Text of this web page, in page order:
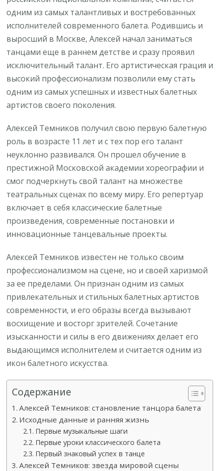
одним из самых талантливых и востребованных
исполнителей современного балета. Родившись и
выросший в Москве, Алексей начал заниматься
танцами еще в раннем детстве и сразу проявил
исключительный талант. Его артистическая грация и
высокий профессионализм позволили ему стать
одним из самых успешных и известных балетных
артистов своего поколения.
Алексей Темников получил свою первую балетную
роль в возрасте 11 лет и с тех пор его талант
неуклонно развивался. Он прошел обучение в
престижной Московской академии хореографии и
смог подчеркнуть свой талант на множестве
театральных сценах по всему миру. Его репертуар
включает в себя классические балетные
произведения, современные постановки и
инновационные танцевальные проекты.
Алексей Темников известен не только своим
профессионализмом на сцене, но и своей харизмой
за ее пределами. Он признан одним из самых
привлекательных и стильных балетных артистов
современности, и его образы всегда вызывают
восхищение и восторг зрителей. Сочетание
изысканности и силы в его движениях делает его
выдающимся исполнителем и считается одним из
икон балетного искусства.
Содержание
Алексей Темников: становление танцора балета
Исходные данные и ранняя жизнь
Первые музыкальные шаги
Первые уроки классического балета
Первый знаковый успех в танце
Алексей Темников: звезда мировой сцены